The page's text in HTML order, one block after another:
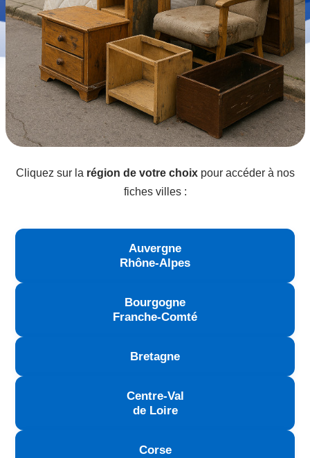
Cliquez sur la région de votre choixpour accéder à nos
fiches villes :
Auvergne
Rhône-Alpes
Bourgogne
Franche-Comté
Bretagne
Centre-Val
de Loire
Corse